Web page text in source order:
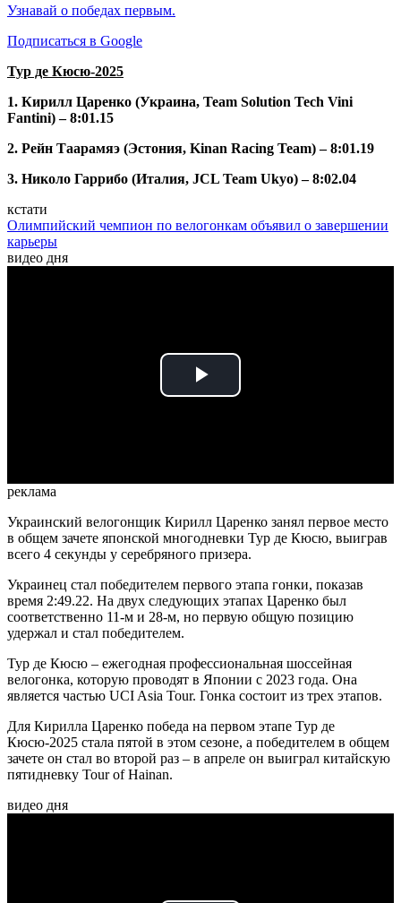
Узнавай о победах первым.
Подписаться в Google
Тур де Кюсю-2025
1. Кирилл Царенко (Украина, Team Solution Tech Vini
Fantini) – 8:01.15
2. Рейн Таарамяэ (Эстония, Kinan Racing Team) – 8:01.19
3. Николо Гаррибо (Италия, JCL Team Ukyo) – 8:02.04
кстати
Олимпийский чемпион по велогонкам объявил о завершении
карьеры
видео дня
Play
реклама
Украинский велогонщик Кирилл Царенко занял первое место
в общем зачете японской многодневки Тур де Кюсю, выиграв
всего 4 секунды у серебряного призера.
Украинец стал победителем первого этапа гонки, показав
время 2:49.22. На двух следующих этапах Царенко был
соответственно 11-м и 28-м, но первую общую позицию
удержал и стал победителем.
Тур де Кюсю – ежегодная профессиональная шоссейная
велогонка, которую проводят в Японии с 2023 года. Она
является частью UCI Asia Tour. Гонка состоит из трех этапов.
Для Кирилла Царенко победа на первом этапе Тур де
Кюсю-2025 стала пятой в этом сезоне, а победителем в общем
зачете он стал во второй раз – в апреле он выиграл китайскую
пятидневку Tour of Hainan.
видео дня